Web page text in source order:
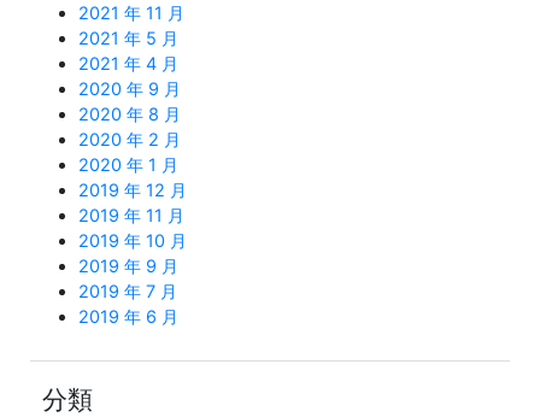
2021 年 11 月
2021 年 5 月
2021 年 4 月
2020 年 9 月
2020 年 8 月
2020 年 2 月
2020 年 1 月
2019 年 12 月
2019 年 11 月
2019 年 10 月
2019 年 9 月
2019 年 7 月
2019 年 6 月
分類